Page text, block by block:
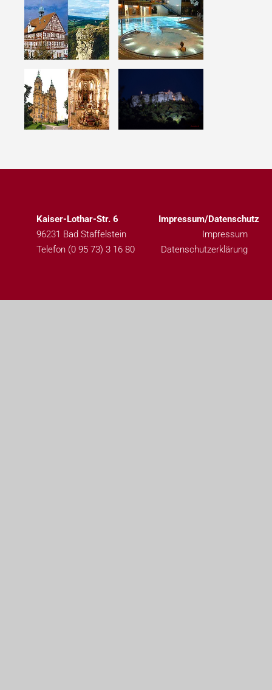
Kaiser-Lothar-Str. 6
96231 Bad Staffelstein
Telefon (0 95 73) 3 16 80
Impressum/Datenschutz
Impressum
Datenschutzerklärung